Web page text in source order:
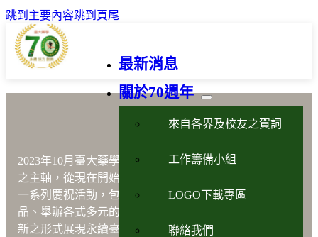
跳到主要內容跳到頁尾
最新消息
關於70週年
來自各界及校友之賀詞
工作籌備小組
LOGO下載專區
聯絡我們
藥學永續活力創新
2023年10月臺大藥學70週年以藥學「永續、活力、創新」
之主軸，從現在開始到2023年10月21日的慶祝晚會將進行
一系列慶祝活動，包含出版「說不完的故事」、設計紀念
品、舉辦各式多元的暖身活動與國際學術研討會等，以嶄
新之形式展現永續臺大藥學魂、活力臺大藥學人及創新臺